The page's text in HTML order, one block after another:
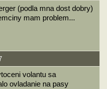
(podla mna dost dobry)
mam problem...
volantu sa
ovladanie na pasy